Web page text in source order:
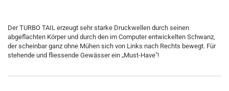
Der TURBO TAIL erzeugt sehr starke Druckwellen durch seinen
abgeflachten Körper und durch den im Computer entwickelten Schwanz,
der scheinbar ganz ohne Mühen sich von Links nach Rechts bewegt. Für
stehende und fliessende Gewässer ein „Must-Have"!